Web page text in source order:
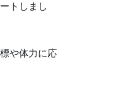
トしまし
や体力に応